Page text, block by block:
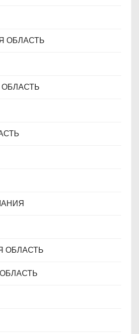
ОБЛАСТЬ
ОБЛАСТЬ